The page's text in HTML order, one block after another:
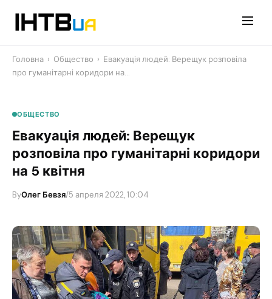
Головна › Общество › Евакуація людей: Верещук розповіла
про гуманітарні коридори на…
ОБЩЕСТВО
Евакуація людей: Верещук
розповіла про гуманітарні коридори
на 5 квітня
ByОлег Бевзя/5 апреля 2022, 10:04